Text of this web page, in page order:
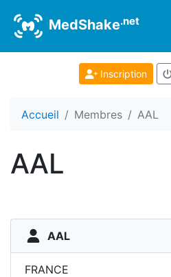
MedShake.net
Inscription
Accueil Membres AAL
AAL
AAL
FRANCE